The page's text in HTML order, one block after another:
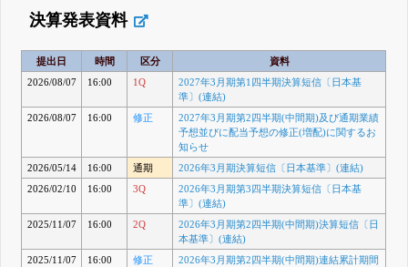
決算発表資料
提出日 時間 区分
資料
2026/08/07
16:00 1Q
2027年3月期第1四半期決算短信〔日本基
準〕(連結)
2026/08/07
16:00 修正
2027年3月期第2四半期(中間期)及び通期業績
予想並びに配当予想の修正(増配)に関するお
知らせ
2026/05/14
16:00 通期
2026年3月期決算短信〔日本基準〕(連結)
2026/02/10
16:00 3Q
2026年3月期第3四半期決算短信〔日本基
準〕(連結)
2025/11/07
16:00 2Q
2026年3月期第2四半期(中間期)決算短信〔日
本基準〕(連結)
2025/11/07
16:00 修正
2026年3月期第2四半期(中間期)連結累計期間